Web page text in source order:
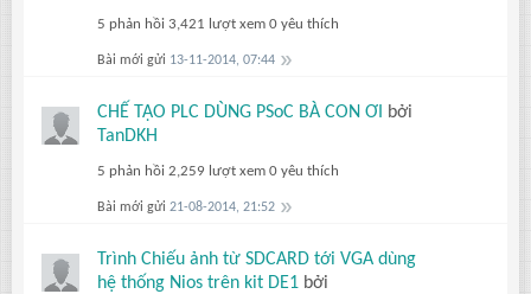
5 phản hồi 3,421 lượt xem 0 yêu thích
Bài mới gửi 13-11-2014, 07:44
CHẾ TẠO PLC DÙNG PSoC BÀ CON ƠI
bởi
TanDKH
5 phản hồi 2,259 lượt xem 0 yêu thích
Bài mới gửi 21-08-2014, 21:52
Trình Chiếu ảnh từ SDCARD tới VGA dùng
hệ thống Nios trên kit DE1 bởi